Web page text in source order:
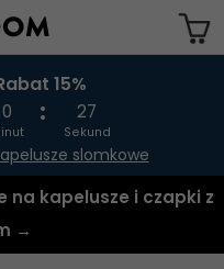
i varukorgen
15%
0 27
Sekund
slomkowe
na kapelusze i czapki z
→